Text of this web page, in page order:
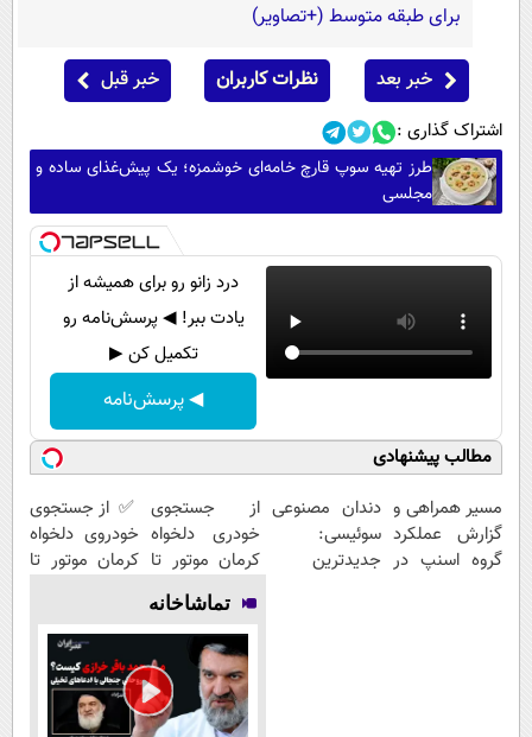
برای طبقه متوسط (+تصاویر)
خبر بعد نظرات کاربران خبر قبل
اشتراک گذاری :
طرز تهیه سوپ قارچ خامه‌ای خوشمزه؛ یک پیش‌غذای ساده و
مجلسی
درد زانو رو برای همیشه از
یادت ببر! ◀ پرسش‌نامه رو
تکمیل کن ▶
◀ پرسش‌نامه
مطالب پیشنهادی
مسیر همراهی و
گزارش عملکرد
گروه اسنپ در
دندان مصنوعی
سوئیسی:
جدیدترین
از جستجوی
خودری دلخواه
کرمان موتور تا
فروش آن،
ساده، بی
واسطه و
مستقیم
✅ از جستجوی
خودروی دلخواه
کرمان موتور تا
مستقیم
تماشاخانه